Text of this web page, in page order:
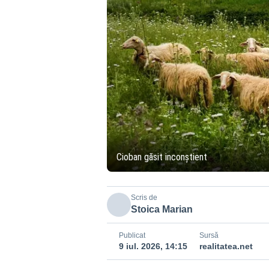
Cioban găsit inconștient
Scris de
Stoica Marian
Publicat
9 iul. 2026, 14:15
Sursă
realitatea.net